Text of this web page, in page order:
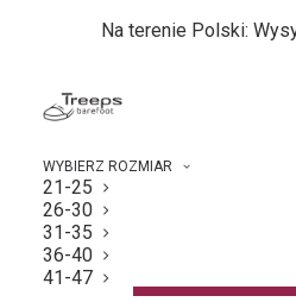
Na terenie Polski:
WYBIERZ ROZMIAR
21-25
26-30
31-35
36-40
41-47
Strona główna
Pokaż